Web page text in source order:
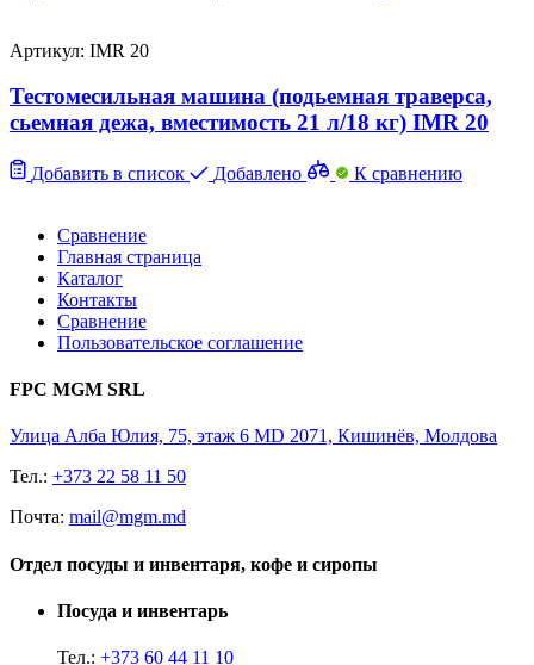
Артикул: IMR 20
Тестомесильная машина (подьемная траверса,
сьемная дежа, вместимость 21 л/18 кг) IMR 20
Добавить в список Добавлено К сравнению
Сравнение
Главная страница
Каталог
Контакты
Сравнение
Пользовательское соглашение
FPC MGM SRL
Улица Алба Юлия, 75, этаж 6 MD 2071, Кишинёв, Молдова
Тел.: +373 22 58 11 50
Почта: mail@mgm.md
Отдел посуды и инвентаря, кофе и сиропы
Посуда и инвентарь
Тел.: +373 60 44 11 10